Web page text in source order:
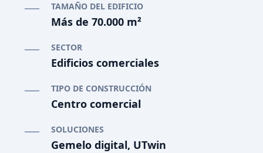
TAMAÑO DEL EDIFICIO
Más de 70.000 m²
SECTOR
Edificios comerciales
TIPO DE CONSTRUCCIÓN
Centro comercial
SOLUCIONES
Gemelo digital, UTwin